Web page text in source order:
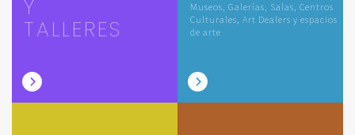
Y
TALLERES
Museos, Galerías, Salas, Centros
Culturales, Art Dealers y espacios
de arte